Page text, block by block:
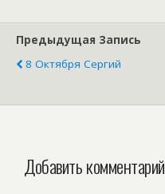
Предыдущая Запись
8 Октября Сергий
Добавить комментарий